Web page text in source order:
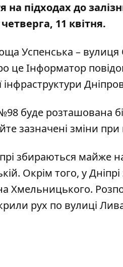
на підходах до
11 квітня.
Успенська – вулиця
Інформатор
буде розташована
зазначені зміни
збираються майже
Окрім того, у
Хмельницького.
рух по вулиці